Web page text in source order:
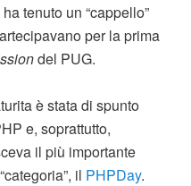
tenuto un “cappello”
per la prima
del PUG.
è stata di spunto
e, soprattutto,
il più importante
il PHPDay.